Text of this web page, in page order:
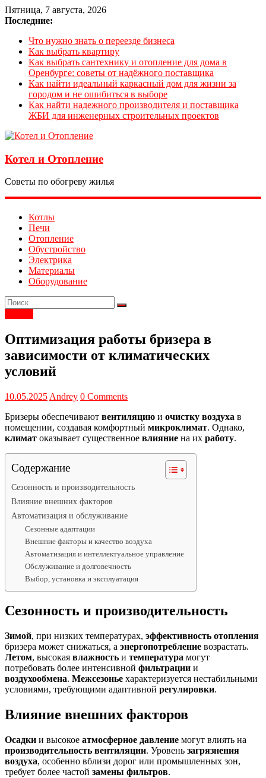
Пятница, 7 августа, 2026
Последние:
Что нужно знать о переезде бизнеса
Как выбрать квартиру
Как выбрать сантехнику и отопление для дома в
Оренбурге: советы от надёжного поставщика
Как найти идеальный каркасный дом для жизни за
городом и не ошибиться в выборе
Как найти надежного производителя и поставщика
ЖБИ для инженерных строительных проектов
Котел и Отопление
Советы по обогреву жилья
Котлы
Печи
Отопление
Обустройство
Электрика
Материалы
Оборудование
Оптимизация работы бризера в
зависимости от климатических
условий
10.05.2025 Andrey 0 Comments
Бризеры обеспечивают вентиляцию и очистку воздуха в
помещении, создавая комфортный микроклимат. Однако,
климат оказывает существенное влияние на их работу.
Содержание
Сезонность и производительность
Влияние внешних факторов
Автоматизация и обслуживание
Сезонные адаптации
Внешние факторы и качество воздуха
Автоматизация и интеллектуальное управление
Обслуживание и долговечность
Выбор, установка и эксплуатация
Сезонность и производительность
Зимой, при низких температурах, эффективность отопления
бризера может снижаться, а энергопотребление возрастать.
Летом, высокая влажность и температура могут
потребовать более интенсивной фильтрации и
воздухообмена. Межсезонье характеризуется нестабильными
условиями, требующими адаптивной регулировки.
Влияние внешних факторов
Осадки и высокое атмосферное давление могут влиять на
производительность вентиляции. Уровень загрязнения
воздуха, особенно вблизи дорог или промышленных зон,
требует более частой замены фильтров.